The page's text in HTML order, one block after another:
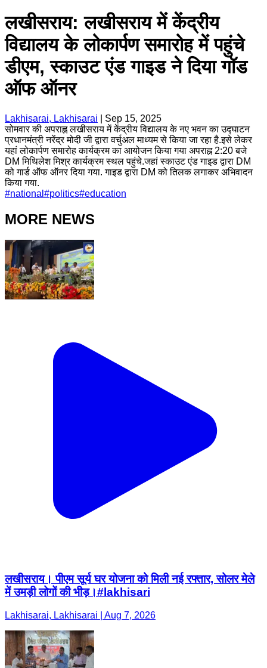
लखीसराय: लखीसराय में केंद्रीय
विद्यालय के लोकार्पण समारोह में पहुंचे
डीएम, स्काउट एंड गाइड ने दिया गॉड
ऑफ ऑनर
Lakhisarai, Lakhisarai
Sep 15, 2025
सोमवार की अपराह्न लखीसराय में केंद्रीय विद्यालय के नए भवन का उद्घाटन
प्रधानमंत्री नरेंद्र मोदी जी द्वारा वर्चुअल माध्यम से किया जा रहा है.इसे लेकर
यहां लोकार्पण समारोह कार्यक्रम का आयोजन किया गया अपराह्न 2:20 बजे
DM मिथिलेश मिश्र कार्यक्रम स्थल पहुंचे.जहां स्काउट एंड गाइड द्वारा DM
को गार्ड ऑफ ऑनर दिया गया. गाइड द्वारा DM को तिलक लगाकर अभिवादन
किया गया.
#national #politics#education
MORE NEWS
लखीसराय। पीएम सूर्य घर योजना को मिली नई रफ्तार, सोलर मेले
में उमड़ी लोगों की भीड़।#lakhisari
Lakhisarai, Lakhisarai | Aug 7, 2026